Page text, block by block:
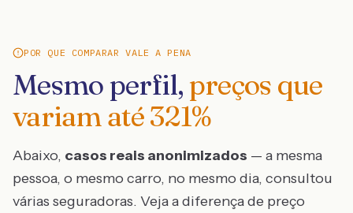
POR QUE COMPARAR VALE A PENA
Mesmo perfil, preços que
variam até321%
Abaixo, casos reais anonimizados — a mesma
pessoa, o mesmo carro, no mesmo dia, consultou
várias seguradoras. Veja a diferença de preço